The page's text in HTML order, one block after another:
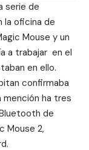
serie de
la oficina de
Mouse y un
a trabajar en el
en ello.
confirmaba
ha tres
de
Mouse 2,